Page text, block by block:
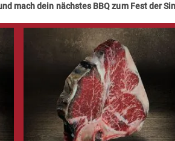
mach dein nächstes BBQ zum Fest der